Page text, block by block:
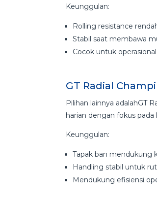
Keunggulan:
Rolling resistance
Stabil saat membawa
Cocok untuk
GT Radial
Pilihan lainnya adalahGT
harian dengan fokus
Keunggulan:
Tapak ban mendukung
Handling stabil untuk
Mendukung efisiensi